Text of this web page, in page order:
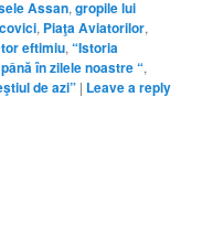
Assan,gropile lui
, Piaţa Aviatorilor,
eftimiu,“Istoria
în zilele noastre “,
de azi” | Leave a reply